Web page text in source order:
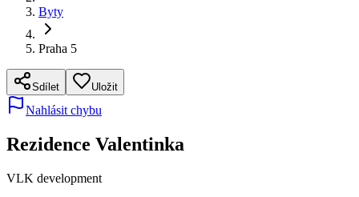
Byty
Praha 5
Sdílet Uložit
Nahlásit chybu
Rezidence Valentinka
VLK development